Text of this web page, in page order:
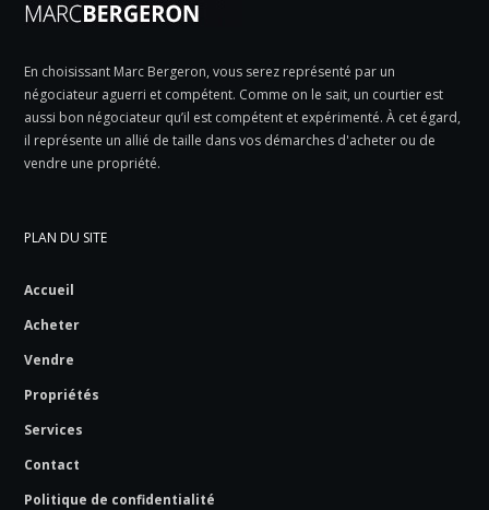
En choisissant Marc Bergeron, vous serez représenté par un
négociateur aguerri et compétent. Comme on le sait, un courtier est
aussi bon négociateur qu’il est compétent et expérimenté. À cet égard,
il représente un allié de taille dans vos démarches d'acheter ou de
vendre une propriété.
PLAN DU SITE
Accueil
Acheter
Vendre
Propriétés
Services
Contact
Politique de confidentialité